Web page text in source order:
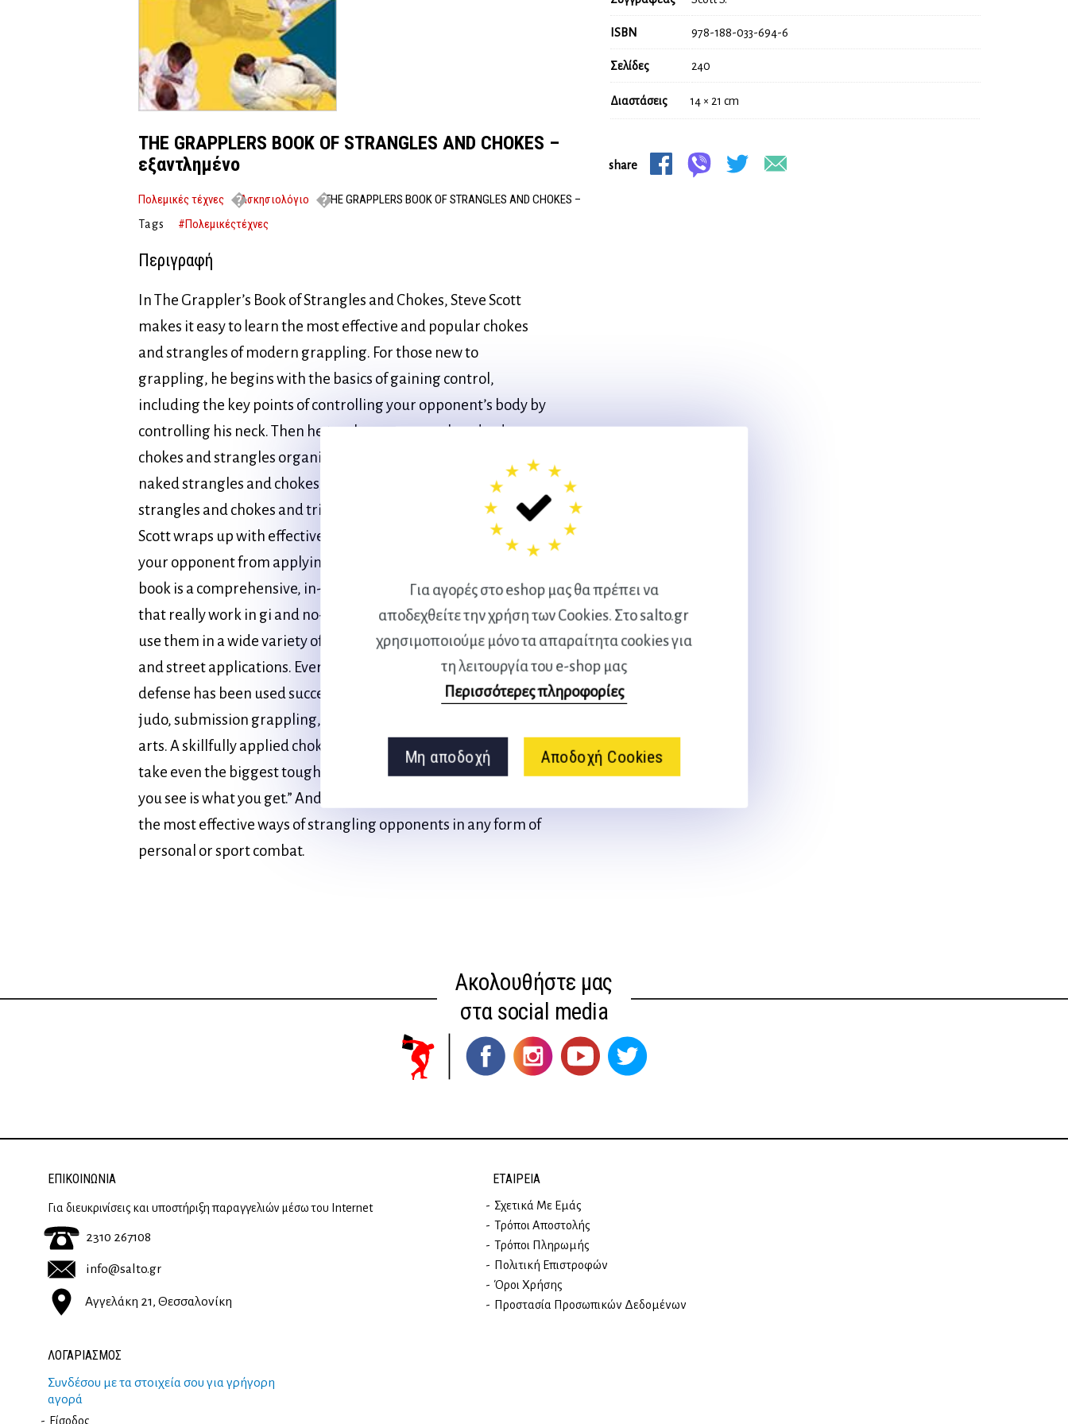
Για αγορές στο eshop μας θα πρέπει να
αποδεχθείτε την χρήση των Cookies. Στο salto.gr
χρησιμοποιούμε μόνο τα απαραίτητα cookies για
τη λειτουργία του e-shop μας
Περισσότερες πληροφορίες
Μη αποδοχή Αποδοχή Cookies
Διαστάσεις 14 × 21 cm
ISBN 978-188-033-694-6
Σελίδες 240
share
THE GRAPPLERS BOOK OF STRANGLES AND CHOKES –
εξαντλημένο
Πολεμικές τέχνες Ασκησιολόγιο
THE GRAPPLERS BOOK OF STRANGLES AND CHOKES –
εξαντλημένο
Tags #Πολεμικέςτέχνες
Περιγραφή
In The Grappler’s Book of Strangles and Chokes, Steve Scott
makes it easy to learn the most effective and popular chokes
and strangles of modern grappling. For those new to
grappling, he begins with the basics of gaining control,
including the key points of controlling your opponent’s body by
controlling his neck. Then he teaches you over a hundred
chokes and strangles organized into four broad categories:
naked strangles and chokes, trap chokes and strangles, label
strangles and chokes and triangle chokes and strangles. Coach
Scott wraps up with effective defenses you can use to prevent
your opponent from applying a choke or strangle to you. This
book is a comprehensive, in-depth look at chokes and strangles
that really work in gi and no-gi combat sports, allowing you to
use them in a wide variety of situations, including self-defense
and street applications. Every set up, application, variation and
defense has been used successfully in all levels of competitive
judo, submission grappling, sport jujitsu and mixed martial
arts. A skillfully applied choke, strangle or “sleeper hold” will
take even the biggest toughest opponent. Like they say; “What
you see is what you get.” And what you get is a book on some of
the most effective ways of strangling opponents in any form of
personal or sport combat.
Ακολουθήστε μας
στα social media
ΕΠΙΚΟΙΝΩΝΊΑ
Για διευκρινίσεις και υποστήριξη παραγγελιών μέσω του Internet
2310 267108
info@salto.gr
Αγγελάκη 21, Θεσσαλονίκη
ΕΤΑΙΡΕΊΑ
Σχετικά Με Εμάς
Τρόποι Αποστολής
Τρόποι Πληρωμής
Πολιτική Επιστροφών
Όροι Χρήσης
Προστασία Προσωπικών Δεδομένων
ΛΟΓΑΡΙΑΣΜΟΣ
Συνδέσου με τα στοιχεία σου για γρήγορη
αγορά
Είσοδος